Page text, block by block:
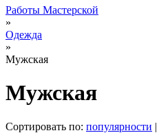
Работы Мастерской
»
Одежда
»
Мужская
Мужская
Сортировать по: популярности |